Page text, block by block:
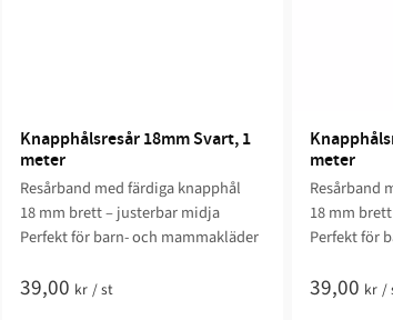
Knapphålsresår 18mm Svart, 1
meter
Resårband med färdiga knapphål
18 mm brett – justerbar midja
Perfekt för barn- och mammakläder
39,00 kr /st
meter
Resårband
18 mm
Perfekt för
39,00 kr /